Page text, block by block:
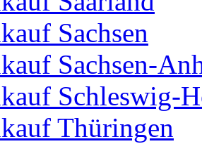
Sachsen
Sachsen-
Schleswig-
Thüringen